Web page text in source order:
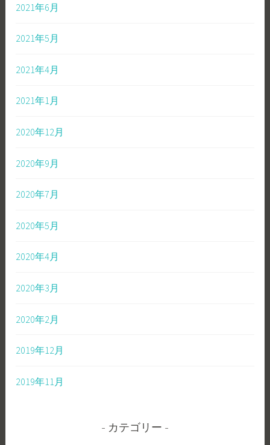
2021年6月
2021年5月
2021年4月
2021年1月
2020年12月
2020年9月
2020年7月
2020年5月
2020年4月
2020年3月
2020年2月
2019年12月
2019年11月
カテゴリー